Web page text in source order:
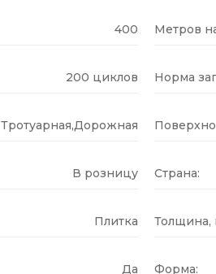
400 Метров
200 циклов Норма
Тротуарная,Дорожная
В розницу Страна:
Плитка Толщина,
Да Форма: